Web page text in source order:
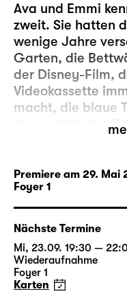
Ava und Emmi
zweit. Sie hatten
wenige Jahre
Garten, die
der Disney-Film,
Videokassette
macht, die blaue
abgesplitterten
besten schmeckt
Schwestern. Auch
geworden sind,
Freundinnen,
im Kampf gegen
Welt. Kurz: eine
Doch nun zieht
andere Stadt und
Premiere am 29. Mai
Foyer 1
Nächste Termine
Mi, 23.09. 19:30 —
Wiederaufnahme
Foyer 1
Karten